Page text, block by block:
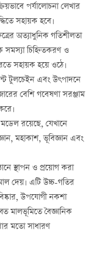
পর্যালোচনা লেখার
সহায়ক হবে।
অত্যাধুনিক গতিশীলতা
চিহ্নিতকরণ ও
সহায়ক হয়ে ওঠে।
টুলচেইন এবং উৎপাদনে
বেশি গবেষণা সরঞ্জাম
মডেল রয়েছে, যেখানে
মহাকাশ, ভূবিজ্ঞান এবং
স্থাপন ও প্রয়োগ করা
দেয়। এটি উচ্চ-গতির
উপযোগী নকশা
মালভূমিতে বৈজ্ঞানিক
মতো সাধারণ